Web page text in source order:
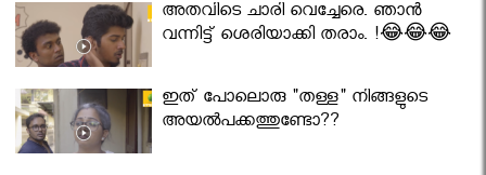
അതവിടെ ചാരി വെച്ചേരെ. ഞാൻ
വന്നിട്ട് ശെരിയാക്കി തരാം. !😂😂😂
ഇത് പോലൊരു "തള്ള" നിങ്ങളുടെ
അയല്‍പക്കത്തുണ്ടോ??